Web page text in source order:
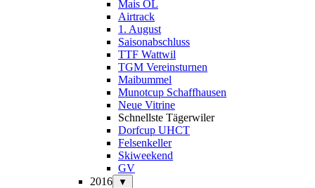
Mais OL
Airtrack
1. August
Saisonabschluss
TTF Wattwil
TGM Vereinsturnen
Maibummel
Munotcup Schaffhausen
Neue Vitrine
Schnellste Tägerwiler
Dorfcup UHCT
Felsenkeller
Skiweekend
GV
2016
▼